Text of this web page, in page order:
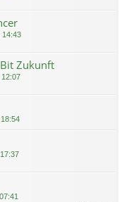
14:43
Zukunft